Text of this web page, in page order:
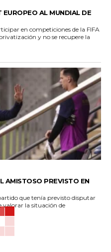
EUROPEO AL MUNDIAL DE
en competiciones de la FIFA
y no se recupere la
AMISTOSO PREVISTO EN
que tenía previsto disputar
valorar la situación de